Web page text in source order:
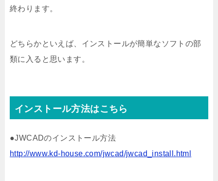
終わります。
どちらかといえば、インストールが簡単なソフトの部
類に入ると思います。
インストール方法はこちら
●JWCADのインストール方法
http://www.kd-house.com/jwcad/jwcad_install.html